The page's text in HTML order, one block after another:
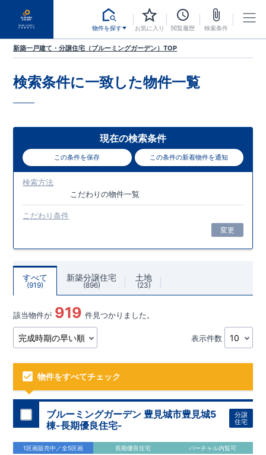
物件を探す お気に入り 閲覧履歴 検索条件
新築一戸建て・分譲住宅（ブルーミングガーデン）TOP
検索条件に一致した物件一覧
現在の検索条件
この条件を保存 この条件の新着物件を通知
検索方法
こだわりの物件一覧
こだわり条件
変更
すべて
919
新築分譲住宅
896
土地
23
該当物件が 919 件見つかりました。
表示件数
物件をすべてチェック
ブルーミングガーデン 豊見城市豊見城5
棟-長期優良住宅-
分譲
住宅
1区画販売中／全5区画 長期優良住宅 バーチャル内覧可